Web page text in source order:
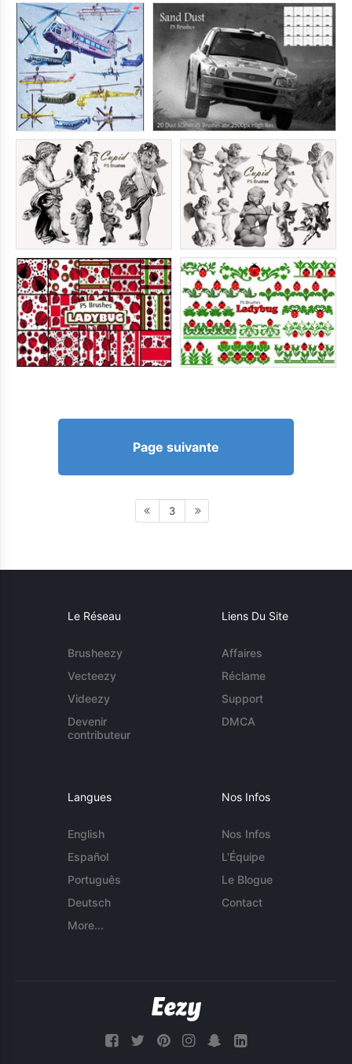
Page suivante
3
Le Réseau
Brusheezy
Vecteezy
Videezy
Devenir
contributeur
Liens Du Site
Affaires
Réclame
Support
DMCA
Langues
English
Español
Português
Deutsch
More...
Nos Infos
Nos Infos
L'Équipe
Le Blogue
Contact